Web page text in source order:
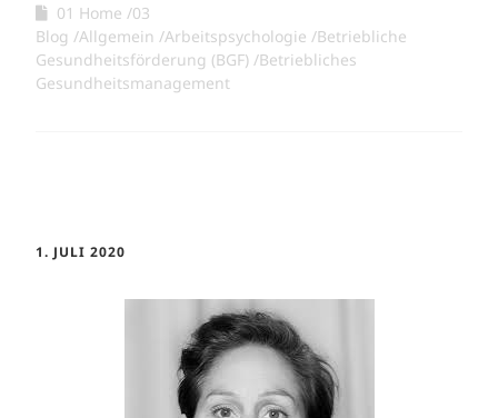
01 Home 03
Blog Allgemein Arbeitspsychologie Betriebliche
Gesundheitsförderung (BGF) Betriebliches
Gesundheitsmanagement
1. JULI 2020